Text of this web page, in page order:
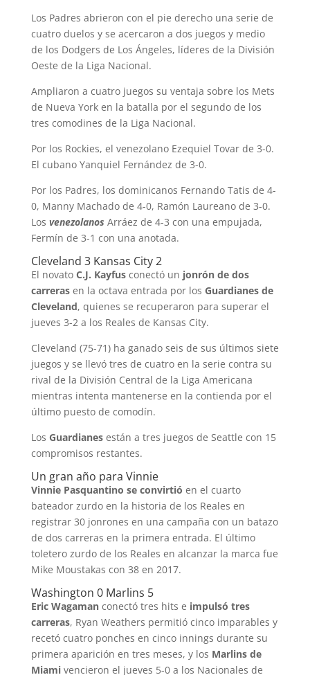
Los Padres abrieron con el pie derecho una serie de
cuatro duelos y se acercaron a dos juegos y medio
de los Dodgers de Los Ángeles, líderes de la División
Oeste de la Liga Nacional.
Ampliaron a cuatro juegos su ventaja sobre los Mets
de Nueva York en la batalla por el segundo de los
tres comodines de la Liga Nacional.
Por los Rockies, el venezolano Ezequiel Tovar de 3-0.
El cubano Yanquiel Fernández de 3-0.
Por los Padres, los dominicanos Fernando Tatis de 4-
0, Manny Machado de 4-0, Ramón Laureano de 3-0.
Los venezolanos Arráez de 4-3 con una empujada,
Fermín de 3-1 con una anotada.
Cleveland 3 Kansas City 2
El novato C.J. Kayfusconectó un jonrón de dos
carrerasen la octava entrada por los Guardianes de
Cleveland, quienes se recuperaron para superar el
jueves 3-2 a los Reales de Kansas City.
Cleveland (75-71) ha ganado seis de sus últimos siete
juegos y se llevó tres de cuatro en la serie contra su
rival de la División Central de la Liga Americana
mientras intenta mantenerse en la contienda por el
último puesto de comodín.
Los Guardianesestán a tres juegos de Seattle con 15
compromisos restantes.
Un gran año para Vinnie
Vinnie Pasquantino se convirtió en el cuarto
bateador zurdo en la historia de los Reales en
registrar 30 jonrones en una campaña con un batazo
de dos carreras en la primera entrada. El último
toletero zurdo de los Reales en alcanzar la marca fue
Mike Moustakas con 38 en 2017.
Washington 0 Marlins 5
Eric Wagamanconectó tres hits e impulsó tres
carreras, Ryan Weathers permitió cinco imparables y
recetó cuatro ponches en cinco innings durante su
primera aparición en tres meses, y los Marlins de
Miamivencieron el jueves 5-0 a los Nacionales de